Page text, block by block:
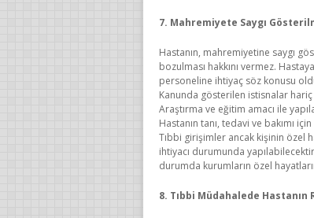
7. Mahremiyete Saygı
Hastanın, mahremiyetine saygı
bozulması hakkını vermez.
personeline ihtiyaç söz konusu
Kanunda gösterilen istisnalar hariç
Araştırma ve eğitim amacı ile
Hastanın tanı, tedavi ve bakımı
Tıbbi girişimler ancak kişinin özel
ihtiyacı durumunda
durumda kurumların özel
8. Tıbbi Müdahalede Hastanın